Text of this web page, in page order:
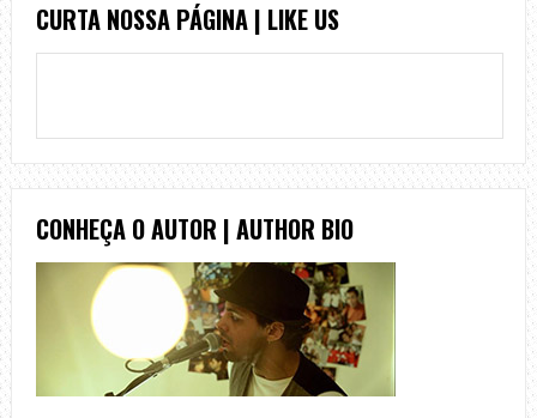
CURTA NOSSA PÁGINA | LIKE US
CONHEÇA O AUTOR | AUTHOR BIO